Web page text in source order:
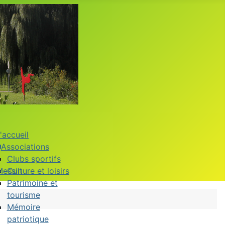
Associations
Clubs sportifs
Culture et loisirs
Patrimoine et
tourisme
Mémoire
patriotique